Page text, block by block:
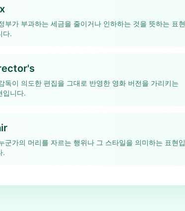
부가 부과하는 세금을 줄이거나 인하하는 것을 뜻하는 표현
다.
독이 의도한 편집을 그대로 반영한 영화 버전을 가리키는
입니다.
군가의 머리를 자르는 행위나 그 스타일을 의미하는 표현입
.